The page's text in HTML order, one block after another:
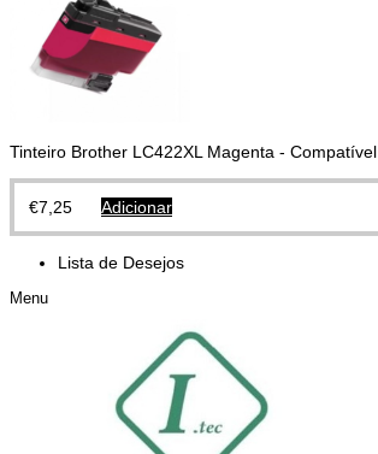
Tinteiro Brother LC422XL Magenta - Compatível
€7,25 Adicionar
Lista de Desejos
Menu